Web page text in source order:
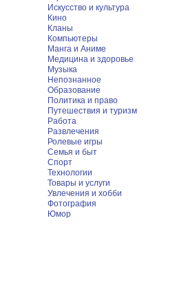
Искусство и культура
Кино
Кланы
Компьютеры
Манга и Аниме
Медицина и здоровье
Музыка
Непознанное
Образование
Политика и право
Путешествия и туризм
Работа
Развлечения
Ролевые игры
Семья и быт
Спорт
Технологии
Товары и услуги
Увлечения и хобби
Фотография
Юмор